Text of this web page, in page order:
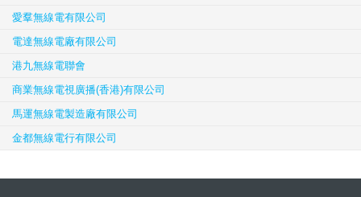
愛羣無線電有限公司
電達無線電廠有限公司
港九無線電聯會
商業無線電視廣播(香港)有限公司
馬運無線電製造廠有限公司
金都無線電行有限公司